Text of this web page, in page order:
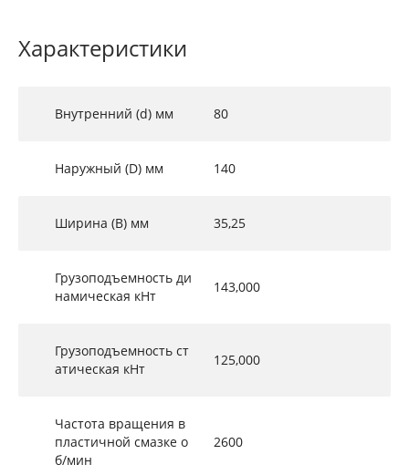
Характеристики
Внутренний (d) мм 80
Наружный (D) мм 140
Ширина (B) мм 35,25
Грузоподъемность ди
намическая кНт
143,000
Грузоподъемность ст
атическая кНт
125,000
Частота вращения в
пластичной смазке о
б/мин
2600